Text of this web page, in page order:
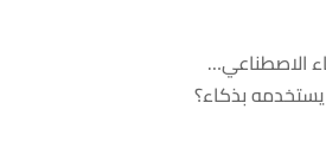
الاصطناعي…
بذكاء؟